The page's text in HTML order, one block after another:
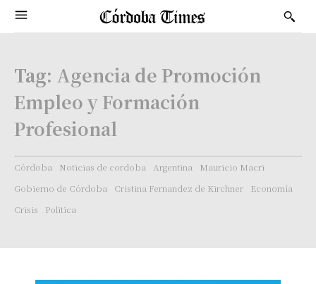
Tag: Agencia de Promoción
Empleo y Formación
Profesional
Córdoba Noticias de cordoba Argentina
Mauricio Macri
Gobierno de Córdoba
Cristina Fernandez de Kirchner
Economía
Crisis
Politica